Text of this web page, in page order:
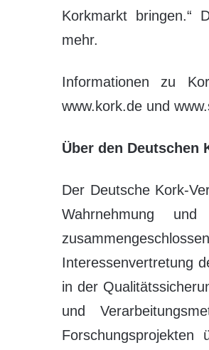
Korkmarkt bringen.“
mehr.
Informationen zu
www.kork.de und
Über den Deutschen
Der Deutsche Kork-
Wahrnehmung
Interessenvertretung
in der
und